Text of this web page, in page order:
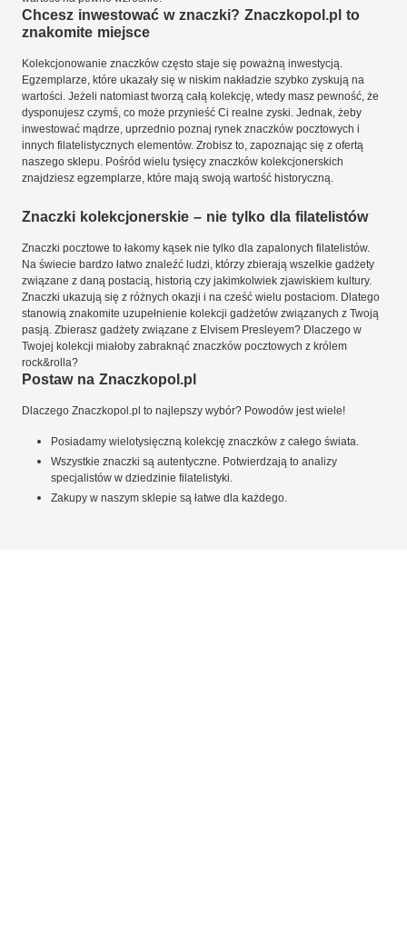
Chcesz inwestować w znaczki? Znaczkopol.pl to
znakomite miejsce
Kolekcjonowanie znaczków często staje się poważną inwestycją.
Egzemplarze, które ukazały się w niskim nakładzie szybko zyskują na
wartości. Jeżeli natomiast tworzą całą kolekcję, wtedy masz pewność, że
dysponujesz czymś, co może przynieść Ci realne zyski. Jednak, żeby
inwestować mądrze, uprzednio poznaj rynek znaczków pocztowych i
innych filatelistycznych elementów. Zrobisz to, zapoznając się z ofertą
naszego sklepu. Pośród wielu tysięcy znaczków kolekcjonerskich
znajdziesz egzemplarze, które mają swoją wartość historyczną.
Znaczki kolekcjonerskie – nie tylko dla filatelistów
Znaczki pocztowe to łakomy kąsek nie tylko dla zapalonych filatelistów.
Na świecie bardzo łatwo znaleźć ludzi, którzy zbierają wszelkie gadżety
związane z daną postacią, historią czy jakimkolwiek zjawiskiem kultury.
Znaczki ukazują się z różnych okazji i na cześć wielu postaciom. Dlatego
stanowią znakomite uzupełnienie kolekcji gadżetów związanych z Twoją
pasją. Zbierasz gadżety związane z Elvisem Presleyem? Dlaczego w
Twojej kolekcji miałoby zabraknąć znaczków pocztowych z królem
rock&rolla?
Postaw na Znaczkopol.pl
Dlaczego Znaczkopol.pl to najlepszy wybór? Powodów jest wiele!
Posiadamy wielotysięczną kolekcję znaczków z całego świata.
Wszystkie znaczki są autentyczne. Potwierdzają to analizy
specjalistów w dziedzinie filatelistyki.
Zakupy w naszym sklepie są łatwe dla każdego.